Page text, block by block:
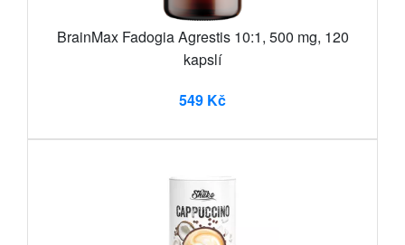
BrainMax Fadogia Agrestis 10:1, 500 mg, 120
kapslí
549 Kč